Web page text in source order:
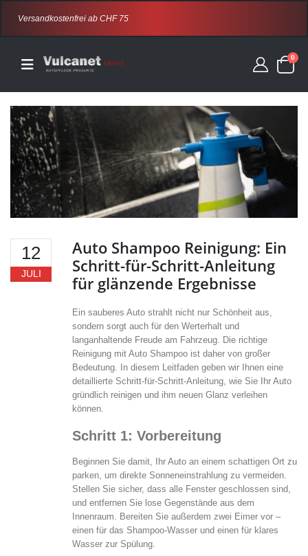
Versandkostenfrei ab CHF 75
0
12
JULI
Auto Shampoo Reinigung: Ein
Schritt-für-Schritt-Anleitung
für glänzende Ergebnisse
Ein sauberes Auto strahlt nicht nur Schönheit aus,
sondern sorgt auch für den Werterhalt und
langanhaltende Freude am Fahrzeug. Die richtige
Reinigung mit Auto Shampoo ist daher von großer
Bedeutung. In diesem Leitfaden geben wir Ihnen eine
detaillierte Schritt-für-Schritt-Anleitung, wie Sie Ihr Auto
gründlich reinigen und ihm neuen Glanz verleihen
können.
Schritt 1: Vorbereitung
Beginnen Sie damit, Ihr Auto an einem schattigen Ort zu
parken, um direkte Sonneneinstrahlung zu vermeiden.
Stellen Sie sicher, dass alle Fenster geschlossen sind,
und entfernen Sie lose Gegenstände aus dem
Innenraum. Bereiten Sie außerdem zwei Eimer vor –
einen für das Shampoo-Wasser und einen für klares
Wasser zur Spülung.